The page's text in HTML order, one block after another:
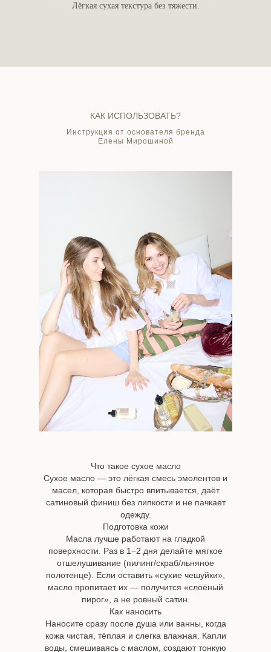
Лёгкая сухая текстура без тяжести.
КАК ИСПОЛЬЗОВАТЬ?
Инструкция от основателя бренда
Елены Мирошиной
Что такое сухое масло
Сухое масло — это лёгкая смесь эмолентов и
масел, которая быстро впитывается, даёт
сатиновый финиш без липкости и не пачкает
одежду.
Подготовка кожи
Масла лучше работают на гладкой
поверхности. Раз в 1−2 дня делайте мягкое
отшелушивание (пилинг/скраб/льняное
полотенце). Если оставить «сухие чешуйки»,
масло пропитает их — получится «слоёный
пирог», а не ровный сатин.
Как наносить
Наносите сразу после душа или ванны, когда
кожа чистая, тёплая и слегка влажная. Капли
воды, смешиваясь с маслом, создают тонкую